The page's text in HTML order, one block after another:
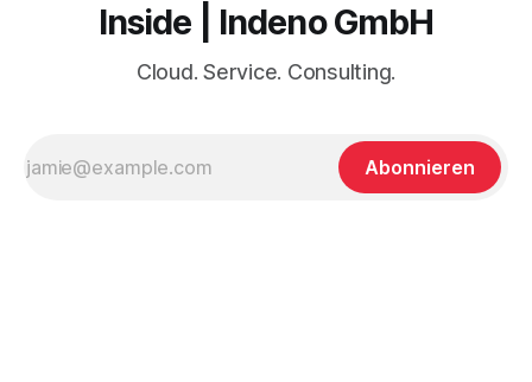
Inside | Indeno GmbH
Cloud. Service. Consulting.
Abonnieren